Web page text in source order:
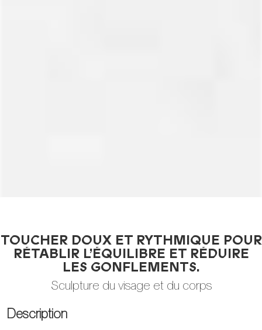
TOUCHER DOUX ET RYTHMIQUE POUR
RÉTABLIR L’ÉQUILIBRE ET RÉDUIRE
LES GONFLEMENTS.
Sculpture du visage et du corps
Description